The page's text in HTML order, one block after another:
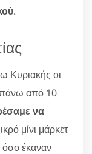
.
Κυριακής οι
πάνω από 10
να
μίνι μάρκετ
όσο έκαναν